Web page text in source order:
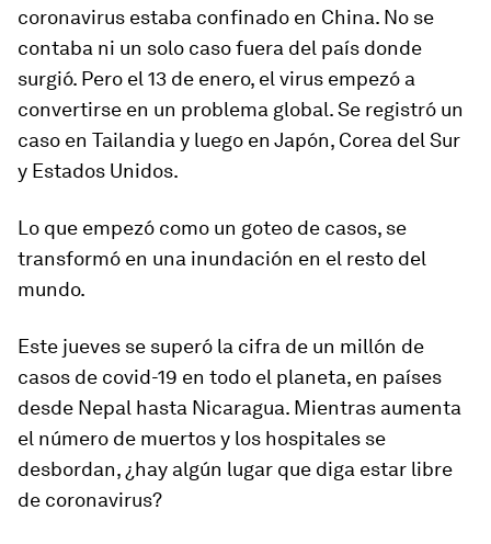
coronavirus estaba confinado en China. No se
contaba ni un solo caso fuera del país donde
surgió. Pero el 13 de enero, el virus empezó a
convertirse en un problema global. Se registró un
caso en Tailandia y luego en Japón, Corea del Sur
y Estados Unidos.
Lo que empezó como un goteo de casos, se
transformó en una inundación en el resto del
mundo.
Este jueves se superó la cifra de un millón de
casos de covid-19 en todo el planeta, en países
desde Nepal hasta Nicaragua. Mientras aumenta
el número de muertos y los hospitales se
desbordan, ¿hay algún lugar que diga estar libre
de coronavirus?